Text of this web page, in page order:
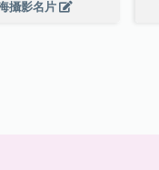
攝影名片